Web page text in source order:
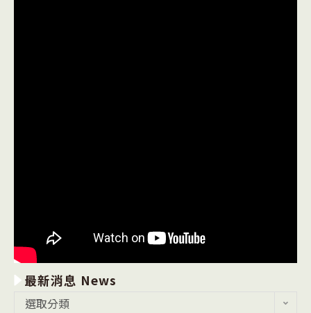
最新消息 News
選取分類